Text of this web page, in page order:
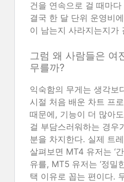
건을 연속으로 걸 때마
결국 한 달 단위 운영비
이 남는지 사라지는지가
그럼 왜 사람들은 여
무를까?
익숙함의 무게는 생각보
시절 처음 배운 차트 프
때문에, 기능이 더 많아
걸 부담스러워하는 경우
분을 차지한다. 실제 트
살펴보면 MT4 유저는 ‘
유를, MT5 유저는 ‘정밀
택 이유로 꼽는 편이다.